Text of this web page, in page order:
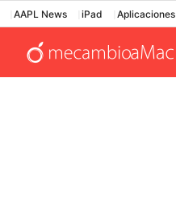
AAPL News iPad Aplicaciones